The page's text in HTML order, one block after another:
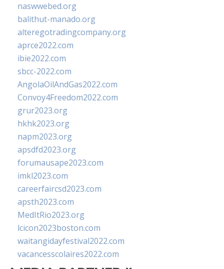
naswwebed.org
balithut-manado.org
alteregotradingcompany.org
aprce2022.com
ibie2022.com
sbcc-2022.com
AngolaOilAndGas2022.com
Convoy4Freedom2022.com
grur2023.org
hkhk2023.org
napm2023.org
apsdfd2023.org
forumausape2023.com
imkl2023.com
careerfaircsd2023.com
apsth2023.com
MedItRio2023.org
lcicon2023boston.com
waitangidayfestival2022.com
vacancesscolaires2022.com